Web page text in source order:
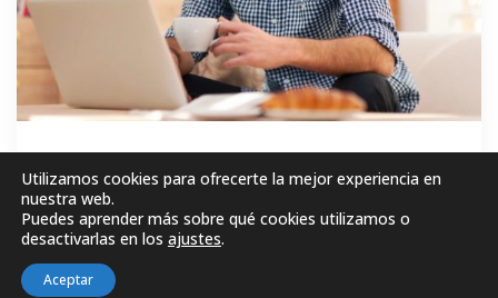
GRATIS
MATRICÚLESE AHORA!
Utilizamos cookies para ofrecerte la mejor experiencia en
nuestra web.
Puedes aprender más sobre qué cookies utilizamos o
desactivarlas en los ajustes.
Aceptar